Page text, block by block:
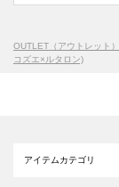
OUTLET（アウトレット）
コズエ×ルタロン)
アイテムカテゴリ